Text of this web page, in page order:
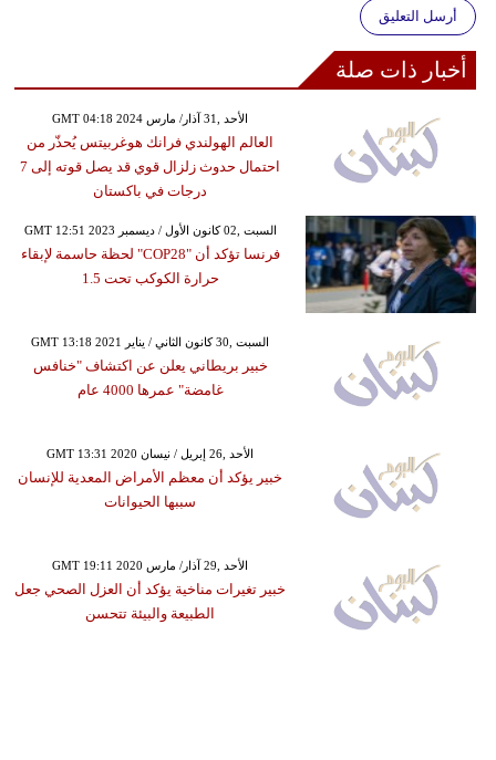
أرسل التعليق
أخبار ذات صلة
GMT 04:18 2024 الأحد ,31 آذار/ مارس
العالم الهولندي فرانك هوغربيتس يُحذّر من
احتمال حدوث زلزال قوي قد يصل قوته إلى 7
درجات في باكستان
GMT 12:51 2023 السبت ,02 كانون الأول / ديسمبر
فرنسا تؤكد أن "COP28" لحظة حاسمة لإبقاء
حرارة الكوكب تحت 1.5
GMT 13:18 2021 السبت ,30 كانون الثاني / يناير
خبير بريطاني يعلن عن اكتشاف "خنافس
غامضة" عمرها 4000 عام
GMT 13:31 2020 الأحد ,26 إبريل / نيسان
خبير يؤكد أن معظم الأمراض المعدية للإنسان
سببها الحيوانات
GMT 19:11 2020 الأحد ,29 آذار/ مارس
خبير تغيرات مناخية يؤكد أن العزل الصحي جعل
الطبيعة والبيئة تتحسن